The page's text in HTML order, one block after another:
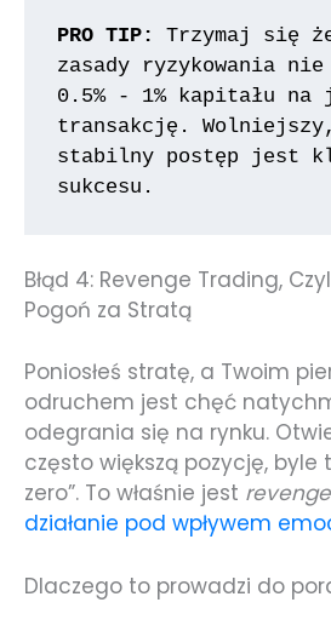
PRO TIP:
Trzymaj się
zasady ryzykowania
0.5% - 1% kapitału na
transakcję.
stabilny postęp jest
sukcesu.
Błąd 4: Revenge Trading,
Pogoń za Stratą
Poniosłeś stratę, a Twoim
odruchem jest chęć
odegrania się na rynku.
często większą pozycję, byle
zero”. To właśnie jest
działanie pod wpływem
Dlaczego to prowadzi do